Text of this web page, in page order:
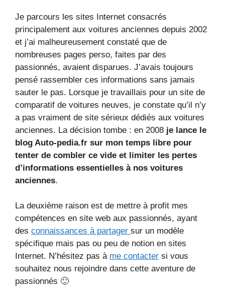
Je parcours les sites Internet consacrés
principalement aux voitures anciennes depuis 2002
et j’ai malheureusement constaté que de
nombreuses pages perso, faites par des
passionnés, avaient disparues. J’avais toujours
pensé rassembler ces informations sans jamais
sauter le pas. Lorsque je travaillais pour un site de
comparatif de voitures neuves, je constate qu’il n’y
a pas vraiment de site sérieux dédiés aux voitures
anciennes. La décision tombe : en 2008 je lance le
blog Auto-pedia.fr sur mon temps libre pour
tenter de combler ce vide et limiter les pertes
d’informations essentielles à nos voitures
anciennes.
La deuxième raison est de mettre à profit mes
compétences en site web aux passionnés, ayant
des connaissances à partager sur un modèle
spécifique mais pas ou peu de notion en sites
Internet. N’hésitez pas à me contacter si vous
souhaitez nous rejoindre dans cette aventure de
passionnés 🙂